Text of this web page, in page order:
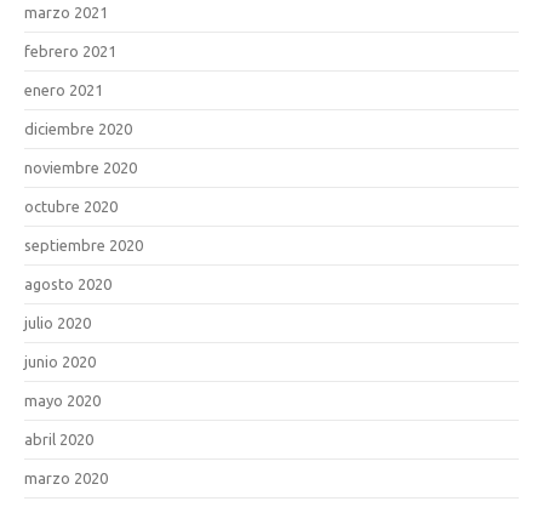
marzo 2021
febrero 2021
enero 2021
diciembre 2020
noviembre 2020
octubre 2020
septiembre 2020
agosto 2020
julio 2020
junio 2020
mayo 2020
abril 2020
marzo 2020